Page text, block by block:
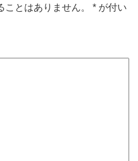
とはありません。 * が付い